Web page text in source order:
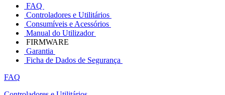
FAQ
Controladores e Utilitários
Consumíveis e Acessórios
Manual do Utilizador
FIRMWARE
Garantia
Ficha de Dados de Segurança
FAQ